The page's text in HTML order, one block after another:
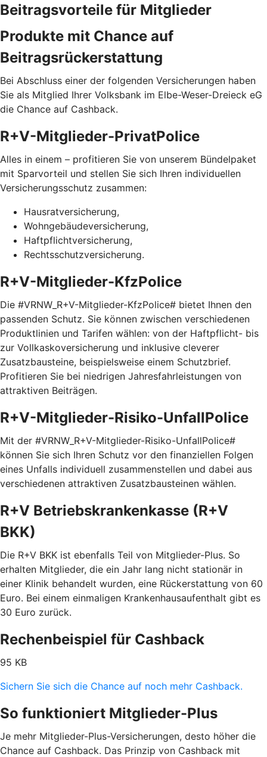
Beitragsvorteile für Mitglieder
Produkte mit Chance auf
Beitragsrückerstattung
Bei Abschluss einer der folgenden Versicherungen haben
Sie als Mitglied Ihrer Volksbank im Elbe-Weser-Dreieck eG
die Chance auf Cashback.
R+V-Mitglieder-PrivatPolice
Alles in einem – profitieren Sie von unserem Bündelpaket
mit Sparvorteil und stellen Sie sich Ihren individuellen
Versicherungsschutz zusammen:
Hausratversicherung,
Wohngebäudeversicherung,
Haftpflichtversicherung,
Rechtsschutzversicherung.
R+V-Mitglieder-KfzPolice
Die #VRNW_R+V-Mitglieder-KfzPolice# bietet Ihnen den
passenden Schutz. Sie können zwischen verschiedenen
Produktlinien und Tarifen wählen: von der Haftpflicht- bis
zur Vollkaskoversicherung und inklusive cleverer
Zusatzbausteine, beispielsweise einem Schutzbrief.
Profitieren Sie bei niedrigen Jahresfahrleistungen von
attraktiven Beiträgen.
R+V-Mitglieder-Risiko-UnfallPolice
Mit der #VRNW_R+V-Mitglieder-Risiko-UnfallPolice#
können Sie sich Ihren Schutz vor den finanziellen Folgen
eines Unfalls individuell zusammenstellen und dabei aus
verschiedenen attraktiven Zusatzbausteinen wählen.
R+V Betriebskrankenkasse (R+V
BKK)
Die R+V BKK ist ebenfalls Teil von Mitglieder-Plus. So
erhalten Mitglieder, die ein Jahr lang nicht stationär in
einer Klinik behandelt wurden, eine Rückerstattung von 60
Euro. Bei einem einmaligen Krankenhausaufenthalt gibt es
30 Euro zurück.
Rechenbeispiel für Cashback
95 KB
Sichern Sie sich die Chance auf noch mehr Cashback.
So funktioniert Mitglieder-Plus
Je mehr Mitglieder-Plus-Versicherungen, desto höher die
Chance auf Cashback. Das Prinzip von Cashback mit